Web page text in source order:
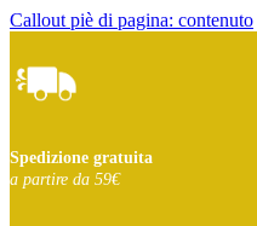
Callout piè di pagina: contenuto
Spedizione gratuita
a partire da 59€